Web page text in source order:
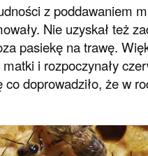
z poddawaniem
Nie uzyskał też
pasiekę na trawę.
i rozpoczynały
doprowadziło, że w